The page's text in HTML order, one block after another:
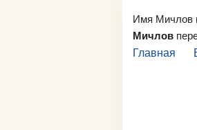
Имя Мичлов
Мичлов
Главная